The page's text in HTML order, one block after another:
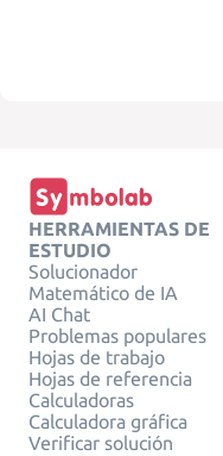
HERRAMIENTAS DE
ESTUDIO
Solucionador
Matemático de IA
AI Chat
Problemas populares
Hojas de trabajo
Hojas de referencia
Calculadoras
Calculadora gráfica
Verificar solución